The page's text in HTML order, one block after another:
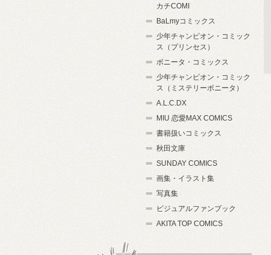
カチCOMI
BaLmyコミックス
少年チャンピオン・コミック
ス（プリンセス）
ボニータ・コミックス
少年チャンピオン・コミック
ス（ミステリーボニータ）
A.L.C.DX
MIU 恋愛MAX COMICS
書籍扱いコミックス
秋田文庫
SUNDAY COMICS
画集・イラスト集
写真集
ビジュアルファンブック
AKITA TOP COMICS